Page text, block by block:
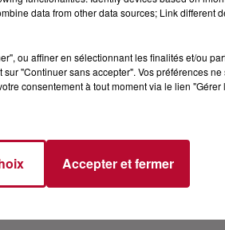
DANS CARRÉ VIP SUR
personnel que l'artiste à pris
De l'échec de son album
encore un peu plus et
data from other data sources; Link different
ou affiner en sélectionnant les finalités et/ou
"Continuer sans accepter". Vos préférences
consentement à tout moment via le lien
Accepter et fermer